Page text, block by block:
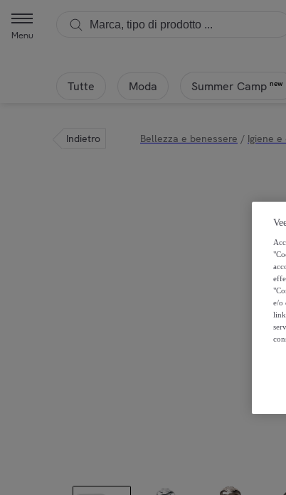
Menu
Tutte Moda Summer Camp new
Indietro Bellezza e benessere / Igiene e
e/o
link